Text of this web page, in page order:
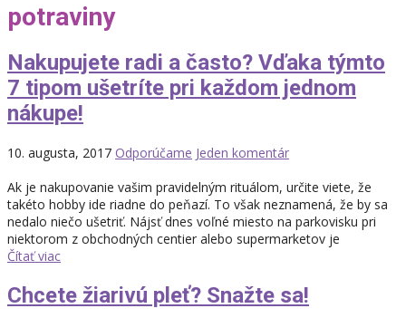
potraviny
Nakupujete radi a často? Vďaka týmto
7 tipom ušetríte pri každom jednom
nákupe!
10. augusta, 2017 Odporúčame Jeden komentár
Ak je nakupovanie vašim pravidelným rituálom, určite viete, že
takéto hobby ide riadne do peňazí. To však neznamená, že by sa
nedalo niečo ušetriť. Nájsť dnes voľné miesto na parkovisku pri
niektorom z obchodných centier alebo supermarketov je
Čítať viac
Chcete žiarivú pleť? Snažte sa!